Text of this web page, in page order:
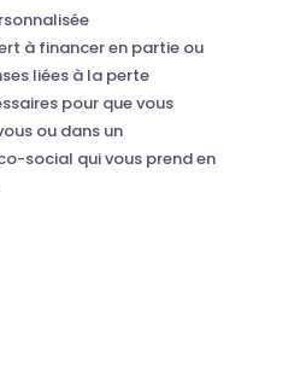
à financer en partie ou
liées à la perte
pour que vous
ou dans un
social qui vous prend en